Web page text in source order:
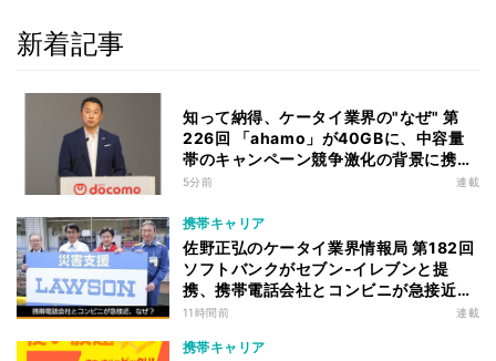
新着記事
知って納得、ケータイ業界の"なぜ" 第
226回 「ahamo」が40GBに、中容量
帯のキャンペーン競争激化の背景に携帯
各社の“迷い”あり
5分前 連載
携帯キャリア
佐野正弘のケータイ業界情報局 第182回
ソフトバンクがセブン-イレブンと提
携、携帯電話会社とコンビニが急接近す
る理由は
11時間前 連載
携帯キャリア